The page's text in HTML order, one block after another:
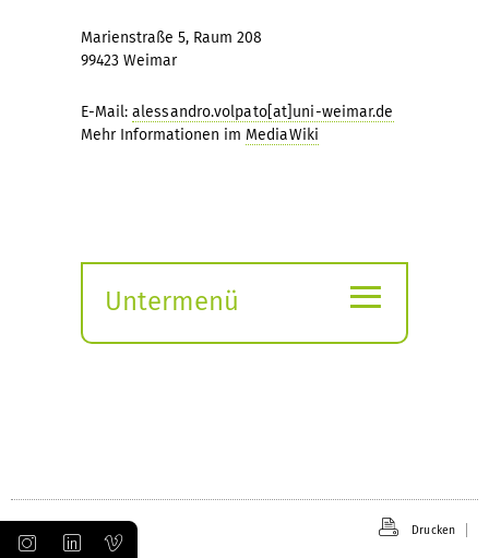
Marienstraße 5, Raum 208
99423 Weimar
E-Mail: alessandro.volpato[at]uni-weimar.de
Mehr Informationen im MediaWiki
Untermenü
≡
Drucken